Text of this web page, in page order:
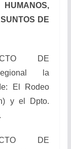
DE
DE
la
El Rodeo
y el Dpto.
DE